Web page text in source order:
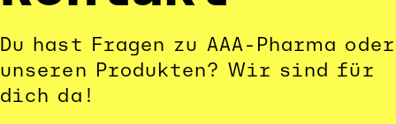
Du hast Fragen zu AAA-Pharma oder
unseren Produkten? Wir sind für
dich da!